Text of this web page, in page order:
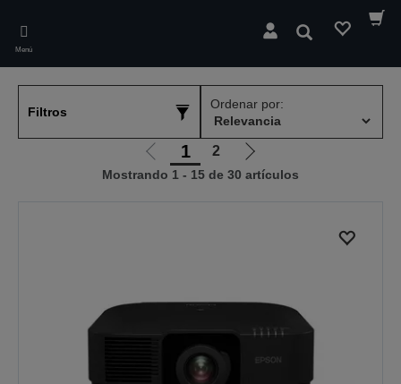
main
content
Menú
Buscar
Filtros
Ordenar por:
Ir
a
1 2
Ir
a
Mostrando 1 - 15 de 30 artículos